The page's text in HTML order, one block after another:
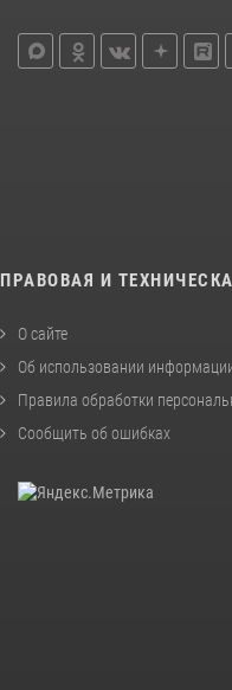
ПРАВОВАЯ И
О сайте
Об использовании
Правила обработки
Сообщить об ошибках